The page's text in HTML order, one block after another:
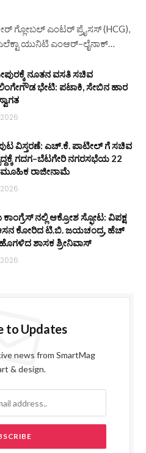
ಗ್ಲೋಬಲ್ ಎಂಟರ್‌ ಪ್ರೈಸಸ್ (HCG),
ಯುನಿಟಿ ಎಂಆರ್–ಲೈನಾಕ್…
ನೂತನ ವಸತಿ ಸಚಿವ
ಭೇಟಿ: ಪಟಾಕಿ, ಸೇಬಿನ ಹಾರ
ವಿಸ್ತರಣೆ: ಎಚ್.ಕೆ. ಪಾಟೀಲ್ ಗೆ ಸಚಿವ
ಗದಗ–ಬೆಟಗೇರಿ ನಗರಸಭೆಯ 22
ರಾಜೀನಾಮೆ
ನಲ್ಲಿ ಆಕ್ರೋಶ ಸ್ಫೋಟ: ವಿಪಕ್ಷ
ಕೋರಿದ ಟಿ.ಬಿ. ಜಯಚಂದ್ರ, ಹೆಚ್
ಶಾಸಕ ಶ್ರೀನಿವಾಸ್
to Updates
news from SmartMag
& design.